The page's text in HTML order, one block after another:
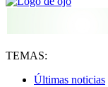
TEMAS:
Últimas noticias